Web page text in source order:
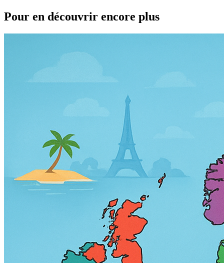
Pour en découvrir encore plus